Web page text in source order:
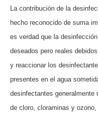
La contribución de la
hecho reconocido de suma
es verdad que la
deseados pero reales
y reaccionar los
presentes en el agua
desinfectantes
de cloro, cloraminas y